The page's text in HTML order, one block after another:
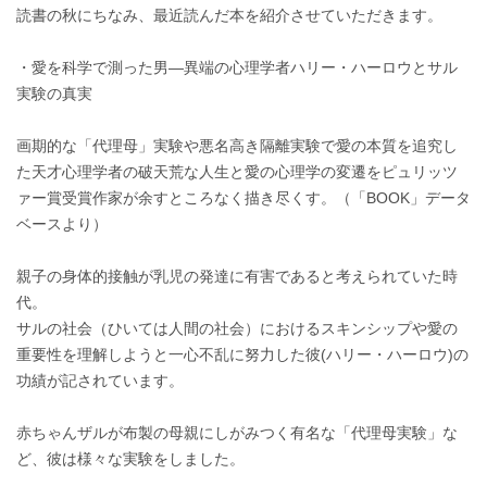
読書の秋にちなみ、最近読んだ本を紹介させていただきます。
・愛を科学で測った男―異端の心理学者ハリー・ハーロウとサル
実験の真実
画期的な「代理母」実験や悪名高き隔離実験で愛の本質を追究し
た天才心理学者の破天荒な人生と愛の心理学の変遷をピュリッツ
ァー賞受賞作家が余すところなく描き尽くす。（「BOOK」データ
ベースより）
親子の身体的接触が乳児の発達に有害であると考えられていた時
代。
サルの社会（ひいては人間の社会）におけるスキンシップや愛の
重要性を理解しようと一心不乱に努力した彼(ハリー・ハーロウ)の
功績が記されています。
赤ちゃんザルが布製の母親にしがみつく有名な「代理母実験」な
ど、彼は様々な実験をしました。